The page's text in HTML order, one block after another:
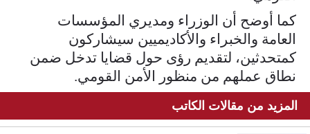
كما أوضح أن الوزراء ومديري المؤسسات
العامة والخبراء والأكاديميين سيشاركون
كمتحدثين، لتقديم رؤى حول قضايا تدخل ضمن
نطاق عملهم من منظور الأمن القومي.
المزيد من مقالات الكاتب